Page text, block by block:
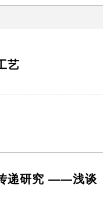
艺
递研究 ——浅谈